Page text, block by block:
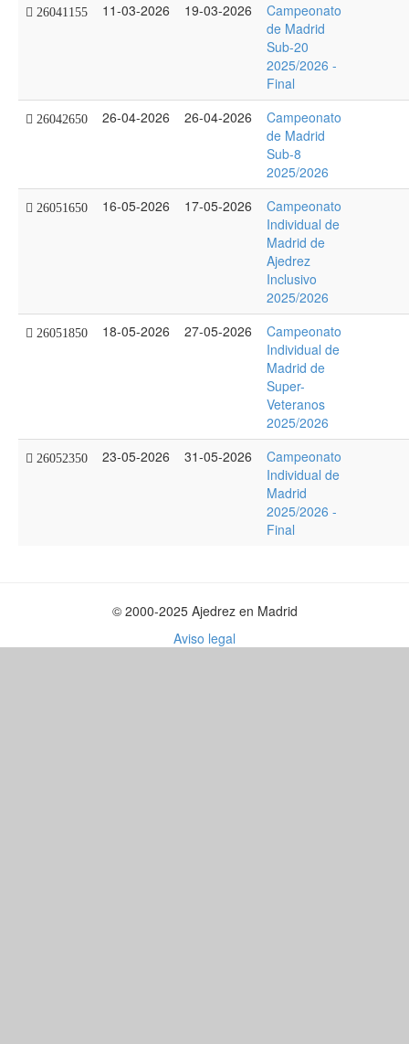
26041155 11-03-2026 19-03-2026
Campeonato
de Madrid
Sub-20
2025/2026 -
Final
26042650 26-04-2026 26-04-2026
Campeonato
de Madrid
Sub-8
2025/2026
26051650 16-05-2026 17-05-2026
Campeonato
Individual de
Madrid de
Ajedrez
Inclusivo
2025/2026
26051850 18-05-2026 27-05-2026
Campeonato
Individual de
Madrid de
Super-
Veteranos
2025/2026
26052350 23-05-2026 31-05-2026
Campeonato
Individual de
Madrid
2025/2026 -
Final
© 2000-2025 Ajedrez en Madrid
Aviso legal